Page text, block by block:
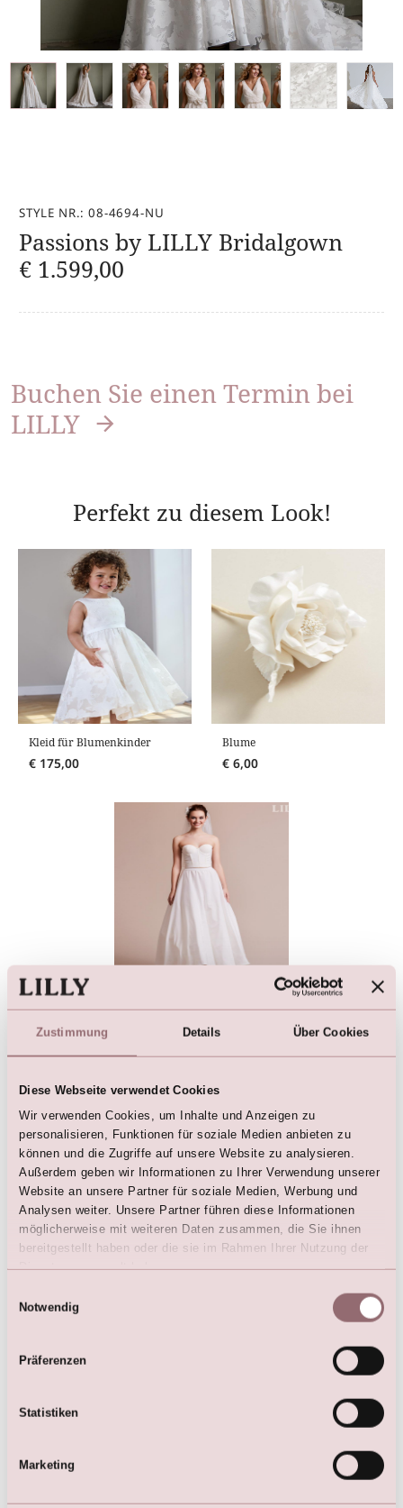
Zustimmung Details Über Cookies
Diese Webseite verwendet Cookies
Wir verwenden Cookies, um Inhalte und Anzeigen zu
personalisieren, Funktionen für soziale Medien anbieten zu
können und die Zugriffe auf unsere Website zu analysieren.
Außerdem geben wir Informationen zu Ihrer Verwendung unserer
Website an unsere Partner für soziale Medien, Werbung und
Analysen weiter. Unsere Partner führen diese Informationen
möglicherweise mit weiteren Daten zusammen, die Sie ihnen
bereitgestellt haben oder die sie im Rahmen Ihrer Nutzung der
Dienste gesammelt haben.
Notwendig
Präferenzen
Statistiken
Marketing
STYLE NR.: 08-4694-NU
Passions by LILLY Bridalgown
€ 1.599,00
Buchen Sie einen Termin bei
LILLY
Perfekt zu diesem Look!
Kleid für Blumenkinder
€ 175,00
Blume
€ 6,00
Linie
Hier sind die Favoriten
Brautschuh mit Komfort-
Polsterung
Pumps mit funkelndem